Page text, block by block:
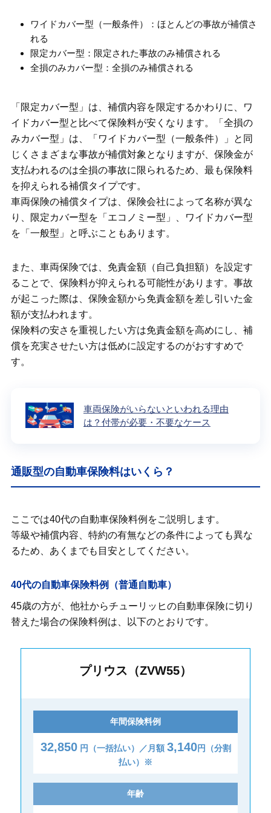
ワイドカバー型（一般条件）：ほとんどの事故が補償さ
れる
限定カバー型：限定された事故のみ補償される
全損のみカバー型：全損のみ補償される
「限定カバー型」は、補償内容を限定するかわりに、ワ
イドカバー型と比べて保険料が安くなります。「全損の
みカバー型」は、「ワイドカバー型（一般条件）」と同
じくさまざまな事故が補償対象となりますが、保険金が
支払われるのは全損の事故に限られるため、最も保険料
を抑えられる補償タイプです。
車両保険の補償タイプは、保険会社によって名称が異な
り、限定カバー型を「エコノミー型」、ワイドカバー型
を「一般型」と呼ぶこともあります。
また、車両保険では、免責金額（自己負担額）を設定す
ることで、保険料が抑えられる可能性があります。事故
が起こった際は、保険金額から免責金額を差し引いた金
額が支払われます。
保険料の安さを重視したい方は免責金額を高めにし、補
償を充実させたい方は低めに設定するのがおすすめで
す。
車両保険がいらないといわれる理由
は？付帯が必要・不要なケース
通販型の自動車保険料はいくら？
ここでは40代の自動車保険料例をご説明します。
等級や補償内容、特約の有無などの条件によっても異な
るため、あくまでも目安としてください。
40代の自動車保険料例（普通自動車）
45歳の方が、他社からチューリッヒの自動車保険に切り
替えた場合の保険料例は、以下のとおりです。
プリウス（ZVW55）
年間保険料例
32,850円（一括払い）／月額 3,140円（分割
払い）※
年齢